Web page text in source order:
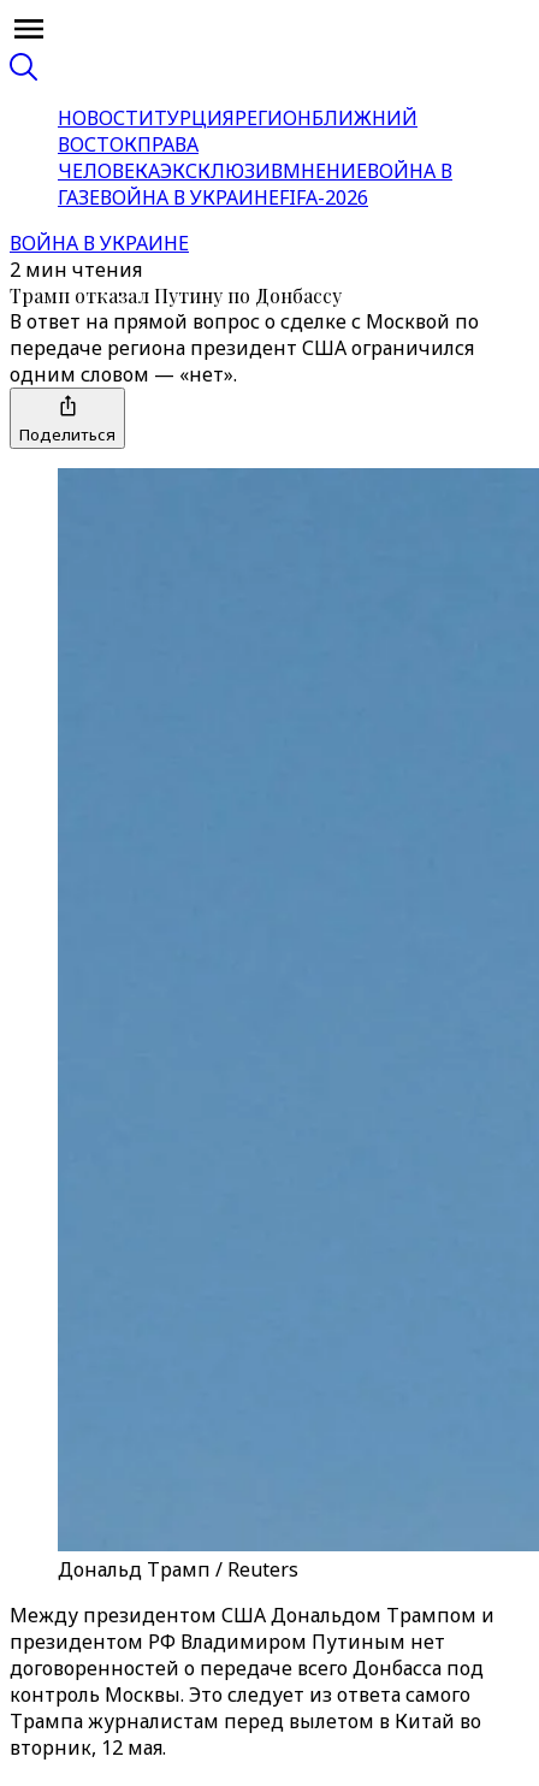
НОВОСТИТУРЦИЯРЕГИОНБЛИЖНИЙ
ВОСТОКПРАВА
ЧЕЛОВЕКАЭКСКЛЮЗИВМНЕНИЕВОЙНА В
ГАЗЕВОЙНА В УКРАИНЕFIFA-2026
ВОЙНА В УКРАИНЕ
2 мин чтения
Трамп отказал Путину по Донбассу
В ответ на прямой вопрос о сделке с Москвой по
передаче региона президент США ограничился
одним словом — «нет».
Поделиться
Дональд Трамп / Reuters
Между президентом США Дональдом Трампом и
президентом РФ Владимиром Путиным нет
договоренностей о передаче всего Донбасса под
контроль Москвы. Это следует из ответа самого
Трампа журналистам перед вылетом в Китай во
вторник, 12 мая.